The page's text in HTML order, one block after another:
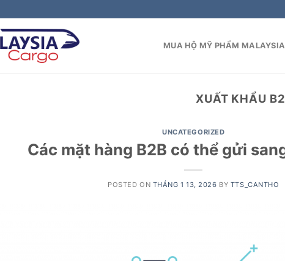
MUA HỘ MỸ PHẨM MALAYSIA
XUẤT KHẨU
UNCATEGORIZED
Các mặt hàng B2B có thể gửi
POSTED ON THÁNG 1 13, 2026 BY TTS_CANTHO